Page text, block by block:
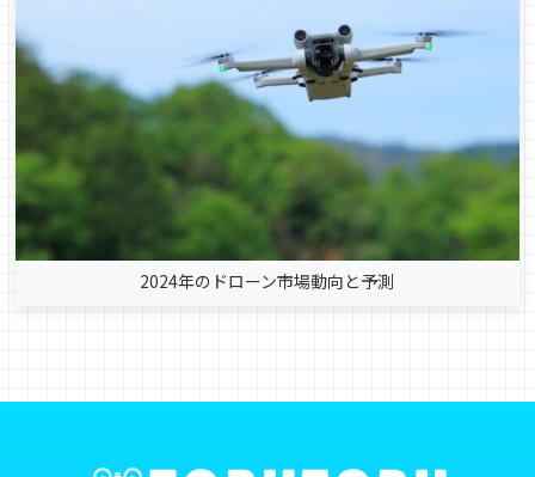
2024年のドローン市場動向と予測